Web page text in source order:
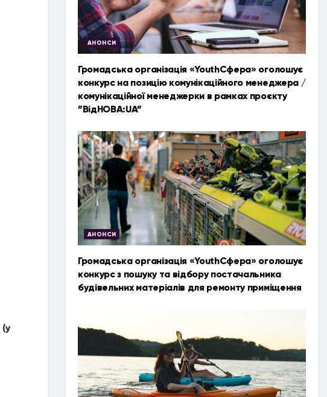
(у
АНОНСИ
Громадська організація «YouthСфера» оголошує
конкурс на позицію комунікаційного менеджера /
комунікаційної менеджерки в рамках проєкту
”ВідНОВА:UA”
АНОНСИ
Громадська організація «YouthСфера» оголошує
конкурс з пошуку та відбору постачальника
будівельних матеріалів для ремонту приміщення